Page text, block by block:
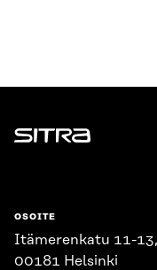
Sitra
OSOITE
Itämerenkatu 11-
00181 Helsinki